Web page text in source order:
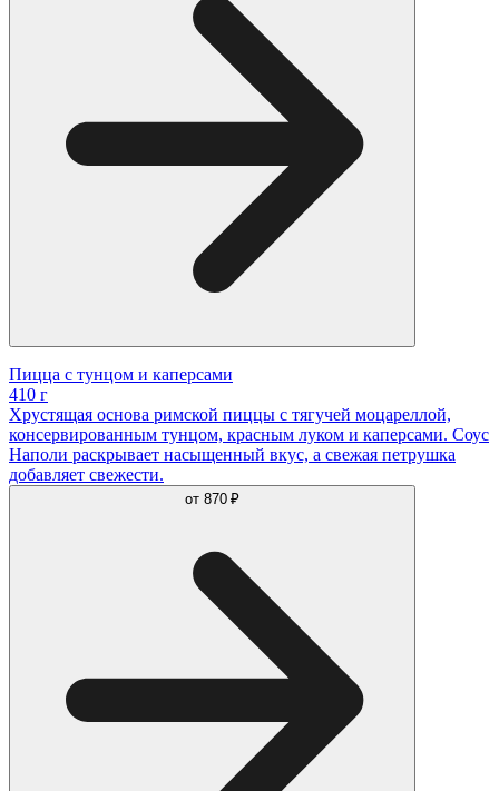
Пицца с тунцом и каперсами
410 г
Хрустящая основа римской пиццы с тягучей моцареллой,
консервированным тунцом, красным луком и каперсами. Соус
Наполи раскрывает насыщенный вкус, а свежая петрушка
добавляет свежести.
от 870 ₽